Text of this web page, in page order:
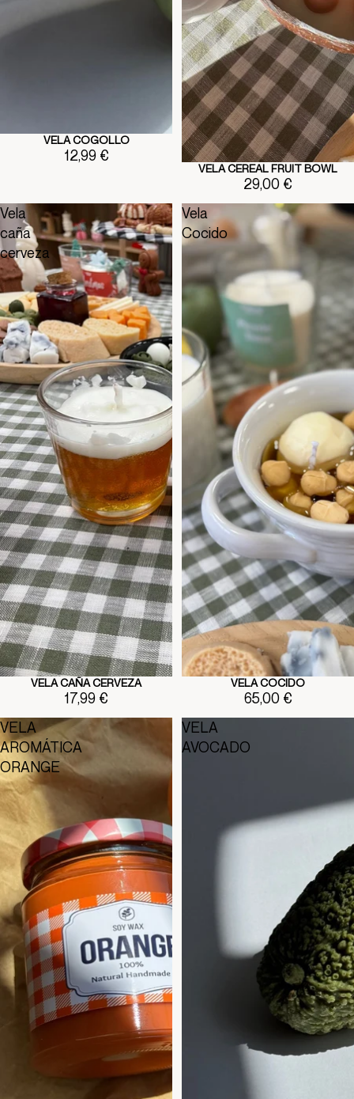
VELA COGOLLO
12,99 €
VELA CEREAL FRUIT BOWL
29,00 €
Vela
caña
cerveza
VELA CAÑA CERVEZA
17,99 €
Vela
Cocido
VELA COCIDO
65,00 €
VELA
AROMÁTICA
ORANGE
VELA
AVOCADO